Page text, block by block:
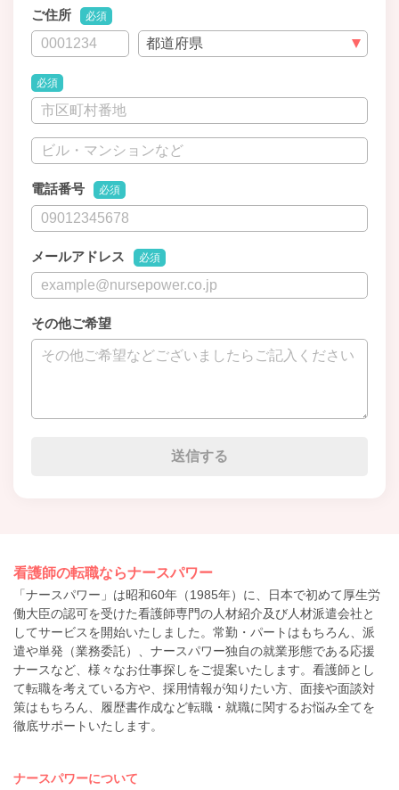
ご住所 必須
必須
電話番号 必須
メールアドレス 必須
その他ご希望
看護師の転職ならナースパワー
「ナースパワー」は昭和60年（1985年）に、日本で初めて厚生労
働大臣の認可を受けた看護師専門の人材紹介及び人材派遣会社と
してサービスを開始いたしました。常勤・パートはもちろん、派
遣や単発（業務委託）、ナースパワー独自の就業形態である応援
ナースなど、様々なお仕事探しをご提案いたします。看護師とし
て転職を考えている方や、採用情報が知りたい方、面接や面談対
策はもちろん、履歴書作成など転職・就職に関するお悩み全てを
徹底サポートいたします。
ナースパワーについて